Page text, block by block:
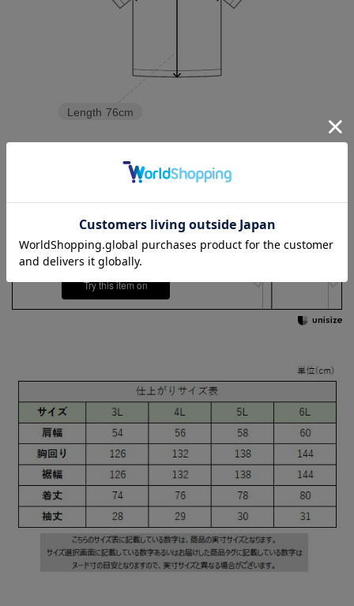
Length 76cm
3L 4L 5L
Check the recommended size
Try this item on